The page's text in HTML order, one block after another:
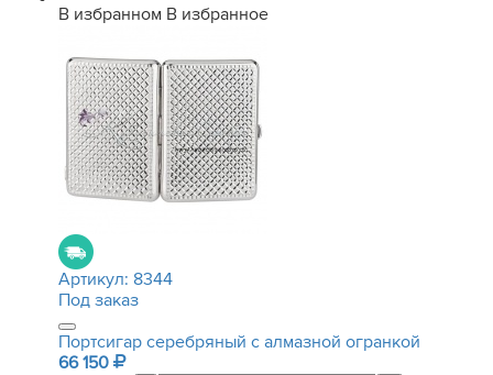
В избранном В избранное
Артикул: 8344
Под заказ
Портсигар серебряный с алмазной огранкой
66 150